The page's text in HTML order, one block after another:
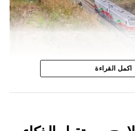
تحديث أسطول الجر الذي
الحديدية، بهدف الرفع من كفاءة
حديثة تسمح بتحسين الأداء
اكمل القراءة